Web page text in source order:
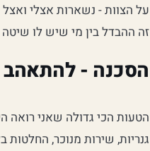
על הצוות - נשארות אצלי
זה ההבדל בין מי שיש לו
הסכנה -